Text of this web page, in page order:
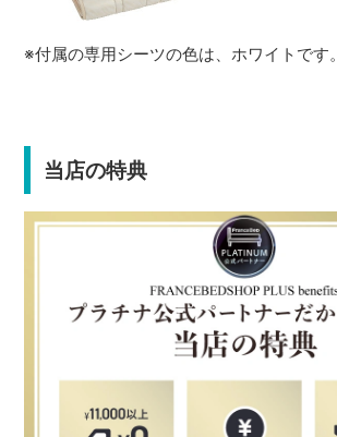
※付属の専用シーツの色は、ホワイトです。
当店の特典